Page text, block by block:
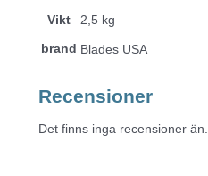
Vikt 2,5 kg
brand Blades USA
Recensioner
Det finns inga recensioner än.